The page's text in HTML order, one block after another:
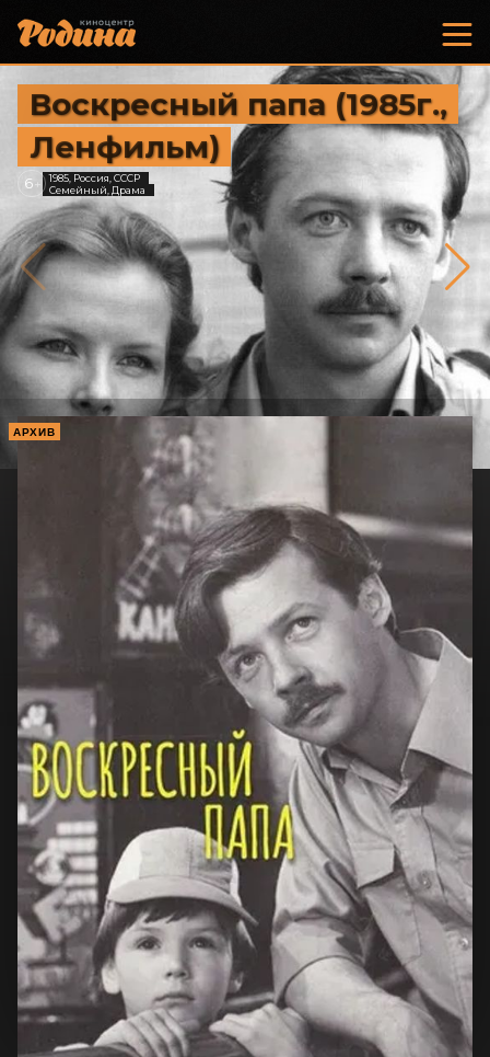
Воскресный папа (1985г.,
Ленфильм)
6 +
1985, Россия, СССР
Семейный, Драма
АРХИВ